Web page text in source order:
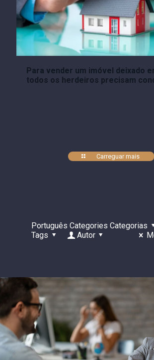
Para vender um imóvel deixado
todos os herdeiros precisam
Carreguar mais
Português Categories Categorias
Tags
Autor